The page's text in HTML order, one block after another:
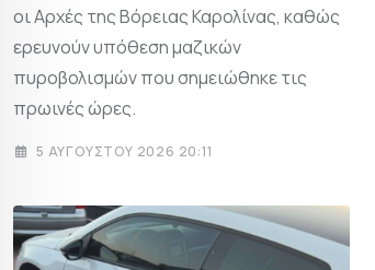
οι Αρχές της Βόρειας Καρολίνας, καθώς
ερευνούν υπόθεση μαζικών
πυροβολισμών που σημειώθηκε τις
πρωινές ώρες.
5 ΑΥΓΟΎΣΤΟΥ 2026 20:11